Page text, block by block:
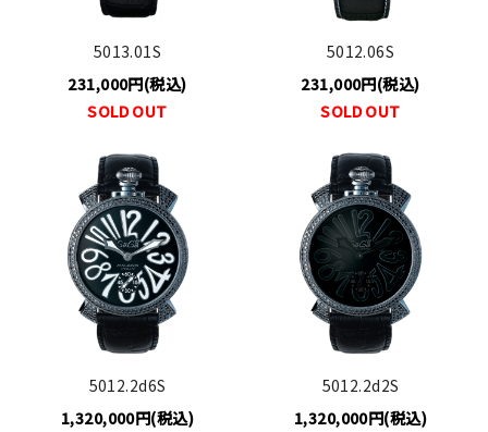
5013.01S
231,000円(税込)
SOLD OUT
5012.06S
231,000円(税込)
SOLD OUT
5012.2d6S
1,320,000円(税込)
5012.2d2S
1,320,000円(税込)